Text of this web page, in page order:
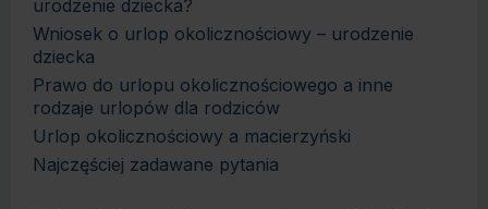
urodzenie dziecka?
Wniosek o urlop okolicznościowy – urodzenie
dziecka
Prawo do urlopu okolicznościowego a inne
rodzaje urlopów dla rodziców
Urlop okolicznościowy a macierzyński
Najczęściej zadawane pytania